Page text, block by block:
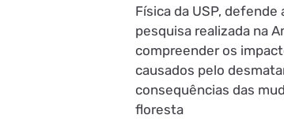
Física da USP, defende
pesquisa realizada na
compreender os
causados pelo
consequências das
floresta